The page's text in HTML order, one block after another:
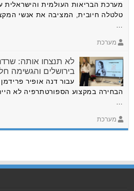
מערכת הבריאות העולמית והישראלית
טלטלה חיובית, המציבה את אנשי
מערכת
לא תנצחו אותה:
בירושלים והגשימה
הבחירה במקצוע הספורטתרפיה לא
מערכת